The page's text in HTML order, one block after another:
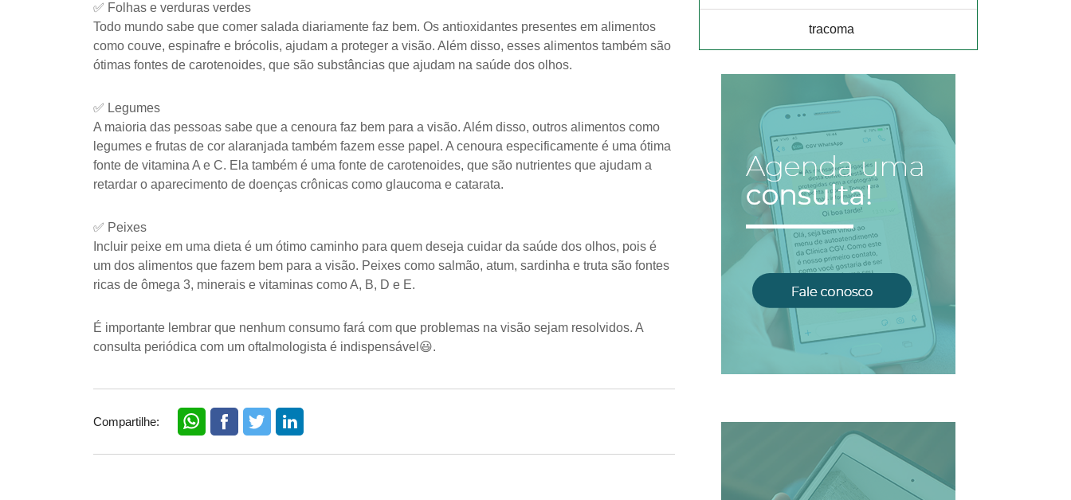
✅ Folhas e verduras verdes
Todo mundo sabe que comer salada diariamente faz bem. Os antioxidantes presentes em alimentos
como couve, espinafre e brócolis, ajudam a proteger a visão. Além disso, esses alimentos também são
ótimas fontes de carotenoides, que são substâncias que ajudam na saúde dos olhos.
✅ Legumes
A maioria das pessoas sabe que a cenoura faz bem para a visão. Além disso, outros alimentos como
legumes e frutas de cor alaranjada também fazem esse papel. A cenoura especificamente é uma ótima
fonte de vitamina A e C. Ela também é uma fonte de carotenoides, que são nutrientes que ajudam a
retardar o aparecimento de doenças crônicas como glaucoma e catarata.
✅ Peixes
Incluir peixe em uma dieta é um ótimo caminho para quem deseja cuidar da saúde dos olhos, pois é
um dos alimentos que fazem bem para a visão. Peixes como salmão, atum, sardinha e truta são fontes
ricas de ômega 3, minerais e vitaminas como A, B, D e E.
É importante lembrar que nenhum consumo fará com que problemas na visão sejam resolvidos. A
consulta periódica com um oftalmologista é indispensável😃.
Compartilhe:
tracoma